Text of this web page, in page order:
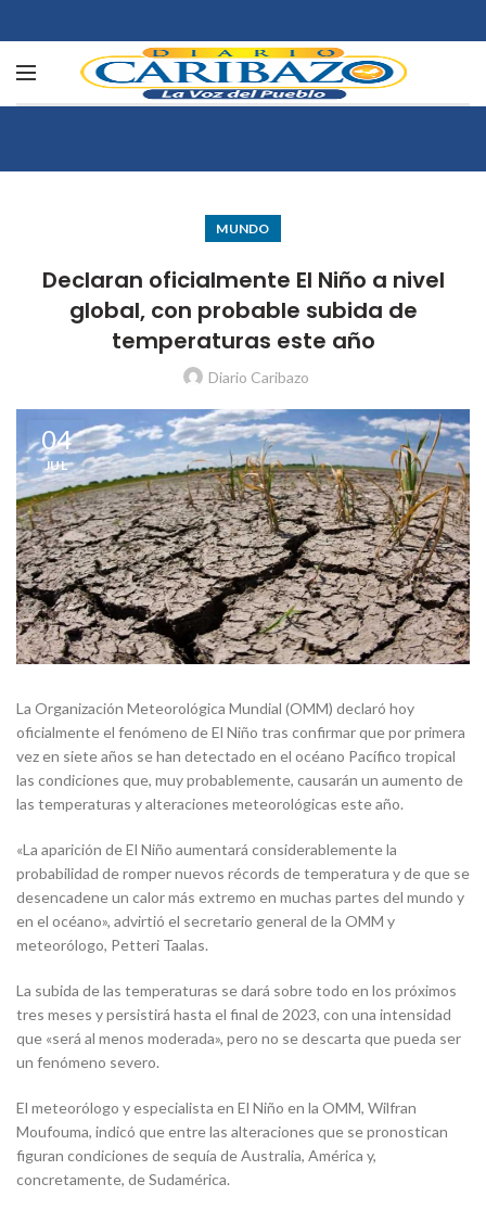
MUNDO
Declaran oficialmente El Niño a nivel
global, con probable subida de
temperaturas este año
Diario Caribazo
04
JUL
La Organización Meteorológica Mundial (OMM) declaró hoy
oficialmente el fenómeno de El Niño tras confirmar que por primera
vez en siete años se han detectado en el océano Pacífico tropical
las condiciones que, muy probablemente, causarán un aumento de
las temperaturas y alteraciones meteorológicas este año.
«La aparición de El Niño aumentará considerablemente la
probabilidad de romper nuevos récords de temperatura y de que se
desencadene un calor más extremo en muchas partes del mundo y
en el océano», advirtió el secretario general de la OMM y
meteorólogo, Petteri Taalas.
La subida de las temperaturas se dará sobre todo en los próximos
tres meses y persistirá hasta el final de 2023, con una intensidad
que «será al menos moderada», pero no se descarta que pueda ser
un fenómeno severo.
El meteorólogo y especialista en El Niño en la OMM, Wilfran
Moufouma, indicó que entre las alteraciones que se pronostican
figuran condiciones de sequía de Australia, América y,
concretamente, de Sudamérica.